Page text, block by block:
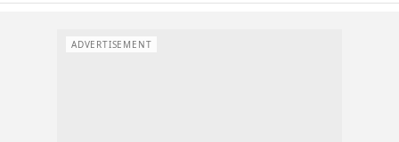
ADVERTISEMENT